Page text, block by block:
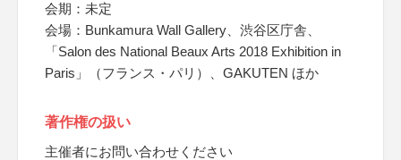
会期：未定
会場：Bunkamura Wall Gallery、渋谷区庁舎、
「Salon des National Beaux Arts 2018 Exhibition in
Paris」（フランス・パリ）、GAKUTEN ほか
著作権の扱い
主催者にお問い合わせください